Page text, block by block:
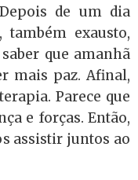
de um dia
exausto,
que amanhã
mais paz. Afinal,
Parece que
e forças. Então,
assistir juntos ao